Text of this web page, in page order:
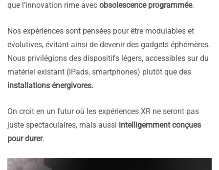
que l’innovation rime avec obsolescence programmée.
Nos expériences sont pensées pour être modulables et
évolutives, évitant ainsi de devenir des gadgets éphémères.
Nous privilégions des dispositifs légers, accessibles sur du
matériel existant (iPads, smartphones) plutôt que des
installations énergivores.
On croit en un futur où les expériences XR ne seront pas
juste spectaculaires, mais aussi intelligemment conçues
pour durer.